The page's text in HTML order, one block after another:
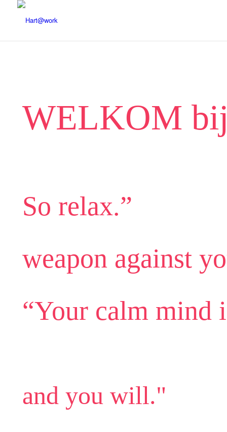
WELKOM
So relax.”
weapon against
“Your calm mind
and you will."